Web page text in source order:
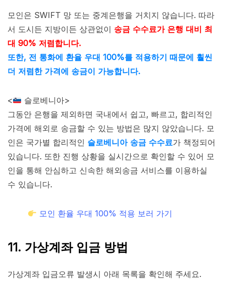
모인은 SWIFT 망 또는 중계은행을 거치지 않습니다. 따라
서 도시든 지방이든 상관없이 송금 수수료가 은행 대비 최
대 90% 저렴합니다.
또한, 전 통화에 환율 우대 100%를 적용하기 때문에 훨씬
더 저렴한 가격에 송금이 가능합니다.
<
슬로베니아>
그동안 은행을 제외하면 국내에서 쉽고, 빠르고, 합리적인
가격에 해외로 송금할 수 있는 방법은 많지 않았습니다. 모
인은 국가별 합리적인 슬로베니아 송금 수수료가 책정되어
있습니다. 또한 진행 상황을 실시간으로 확인할 수 있어 모
인을 통해 안심하고 신속한 해외송금 서비스를 이용하실
수 있습니다.
모인 환율 우대 100% 적용 보러 가기
11. 가상계좌 입금 방법
가상계좌 입금오류 발생시 아래 목록을 확인해 주세요.